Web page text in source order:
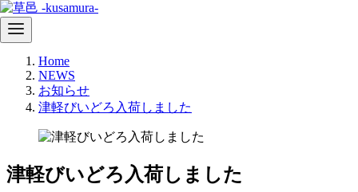
動
Home
NEWS
お知らせ
津軽びいどろ入荷しました
津軽びいどろ入荷しました